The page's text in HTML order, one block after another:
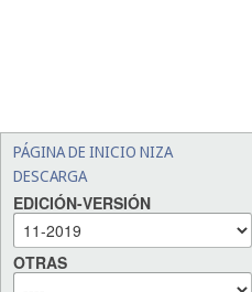
PÁGINA DE INICIO NIZA
DESCARGA
EDICIÓN-VERSIÓN
OTRAS